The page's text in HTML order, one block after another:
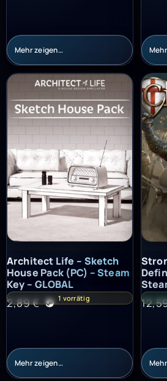
Mehr zeigen…
Architect Life – Sketch House Pack
Architect Life – Sketch
House Pack (PC) – Steam
Key – GLOBAL
2,89€ 1 vorrätig
Mehr zeigen…